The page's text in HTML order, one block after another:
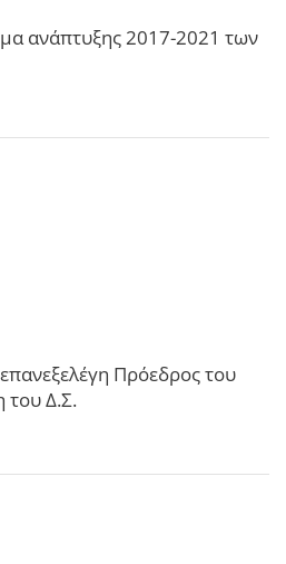
ανάπτυξης 2017-2021 των
Πρόεδρος του
του Δ.Σ.